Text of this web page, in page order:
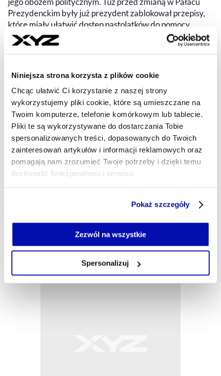
Niniejsza strona korzysta z plików cookie
Chcąc ułatwić Ci korzystanie z naszej strony
wykorzystujemy pliki cookie, które są umieszczane na
Twoim komputerze, telefonie komórkowym lub tablecie.
Pliki te są wykorzystywane do dostarczania Tobie
spersonalizowanych treści, dopasowanych do Twoich
zainteresowań artykułów i informacji reklamowych oraz
pomagają nam zrozumieć Twoje potrzeby i dzięki temu
doskonalić funkcjonalności serwisu.
Jeżeli nie wyrażasz zgody na zapisywanie plików cookie,
możesz łatwo zarządzać swoimi uprawnieniami, np. we
własnej przeglądarce internetowej lub po wybraniu opcji
Pokaż szczegóły
Zezwól na wszystkie
Spersonalizuj
Prezydenckim były już prezydent zablokował przepisy,
które miały ułatwić dostęp nastolatków do pomocy
psychologicznej. Autorzy projektu alarmują o rosnącej
skali problemów najmłodszych Polaków.
- AUTOR ARTYKUŁU - PROFIL
13.08.2025, 04:45